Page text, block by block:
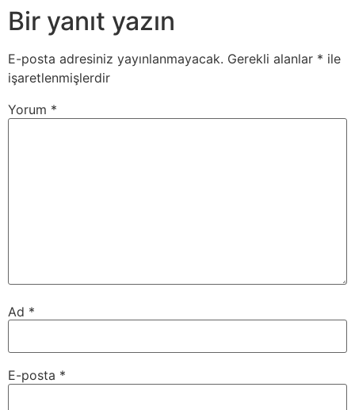
Bir yanıt yazın
E-posta adresiniz yayınlanmayacak. Gerekli alanlar * ile
işaretlenmişlerdir
Yorum *
Ad *
E-posta *